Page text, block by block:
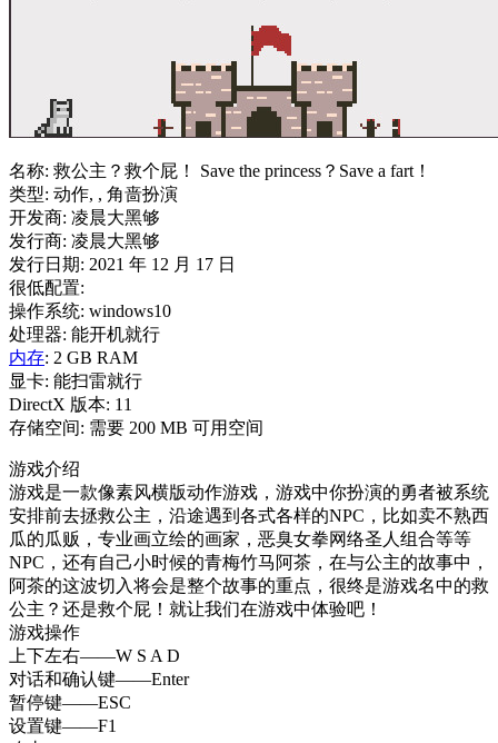
名称: 救公主？救个屁！ Save the princess？Save a fart！
类型: 动作, , 角啬扮演
开发商: 凌晨大黑够
发行商: 凌晨大黑够
发行日期: 2021 年 12 月 17 日
很低配置:
操作系统: windows10
处理器: 能开机就行
内存: 2 GB RAM
显卡: 能扫雷就行
DirectX 版本: 11
存储空间: 需要 200 MB 可用空间
游戏介绍
游戏是一款像素风横版动作游戏，游戏中你扮演的勇者被系统
安排前去拯救公主，沿途遇到各式各样的NPC，比如卖不熟西
瓜的瓜贩，专业画立绘的画家，恶臭女拳网络圣人组合等等
NPC，还有自己小时候的青梅竹马阿茶，在与公主的故事中，
阿茶的这波切入将会是整个故事的重点，很终是游戏名中的救
公主？还是救个屁！就让我们在游戏中体验吧！
游戏操作
上下左右——W S A D
对话和确认键——Enter
暂停键——ESC
设置键——F1